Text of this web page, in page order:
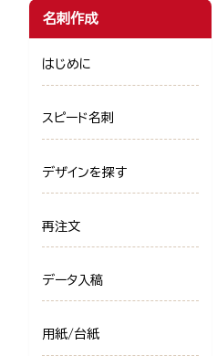
名刺作成
はじめに
スピード名刺
デザインを探す
再注文
データ入稿
用紙/台紙